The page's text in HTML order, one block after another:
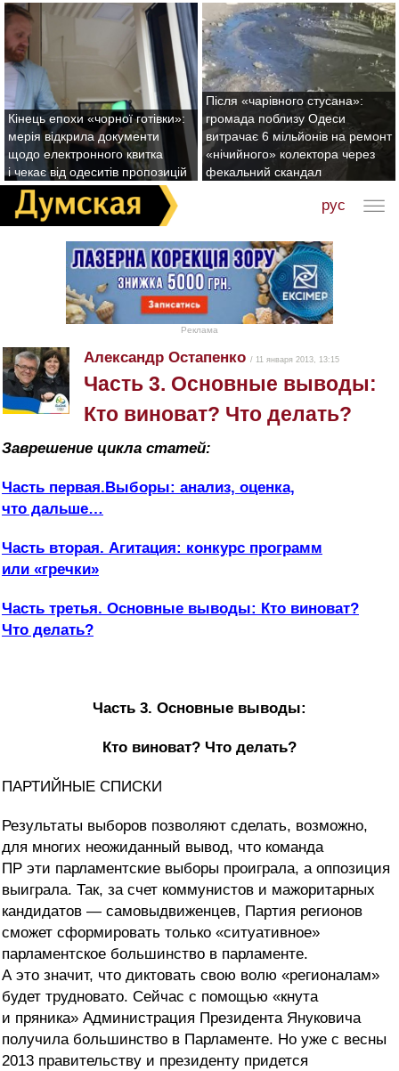
Кінець епохи «чорної готівки»:
мерія відкрила документи
щодо електронного квитка
і чекає від одеситів пропозицій
Після «чарівного стусана»:
громада поблизу Одеси
витрачає 6 мільйонів на ремонт
«нічийного» колектора через
фекальний скандал
рус
Реклама
Александр Остапенко / 11 января 2013, 13:15
Часть 3. Основные выводы:
Кто виноват? Что делать?
Заврешение цикла статей:
Часть первая.Выборы: анализ, оценка,
что дальше…
Часть вторая. Агитация: конкурс программ
или «гречки»
Часть третья. Основные выводы: Кто виноват?
Что делать?
Часть 3. Основные выводы:
Кто виноват? Что делать?
ПАРТИЙНЫЕ СПИСКИ
Результаты выборов позволяют сделать, возможно,
для многих неожиданный вывод, что команда
ПР эти парламентские выборы проиграла, а оппозиция
выиграла. Так, за счет коммунистов и мажоритарных
кандидатов — самовыдвиженцев, Партия регионов
сможет сформировать только «ситуативное»
парламентское большинство в парламенте.
А это значит, что диктовать свою волю «регионалам»
будет трудновато. Сейчас с помощью «кнута
и пряника» Администрация Президента Януковича
получила большинство в Парламенте. Но уже с весны
2013 правительству и президенту придется